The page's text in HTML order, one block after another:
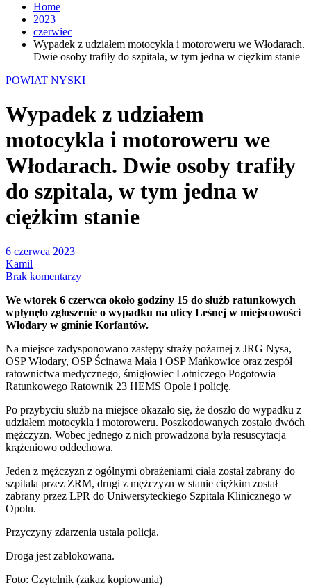
Home
2023
czerwiec
Wypadek z udziałem motocykla i motoroweru we Włodarach.
Dwie osoby trafiły do szpitala, w tym jedna w ciężkim stanie
POWIAT NYSKI
Wypadek z udziałem
motocykla i motoroweru we
Włodarach. Dwie osoby trafiły
do szpitala, w tym jedna w
ciężkim stanie
6 czerwca 2023
Kamil
Brak komentarzy
We wtorek 6 czerwca około godziny 15 do służb ratunkowych
wpłynęło zgłoszenie o wypadku na ulicy Leśnej w miejscowości
Włodary w gminie Korfantów.
Na miejsce zadysponowano zastępy straży pożarnej z JRG Nysa,
OSP Włodary, OSP Ścinawa Mała i OSP Mańkowice oraz zespół
ratownictwa medycznego, śmigłowiec Lotniczego Pogotowia
Ratunkowego Ratownik 23 HEMS Opole i policję.
Po przybyciu służb na miejsce okazało się, że doszło do wypadku z
udziałem motocykla i motoroweru. Poszkodowanych zostało dwóch
mężczyzn. Wobec jednego z nich prowadzona była resuscytacja
krążeniowo oddechowa.
Jeden z mężczyzn z ogólnymi obrażeniami ciała został zabrany do
szpitala przez ZRM, drugi z mężczyzn w stanie ciężkim został
zabrany przez LPR do Uniwersyteckiego Szpitala Klinicznego w
Opolu.
Przyczyny zdarzenia ustala policja.
Droga jest zablokowana.
Foto: Czytelnik (zakaz kopiowania)